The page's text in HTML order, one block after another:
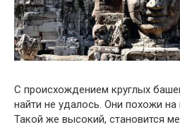
С происхождением круглых
найти не удалось. Они похожи
Такой же высокий, становится